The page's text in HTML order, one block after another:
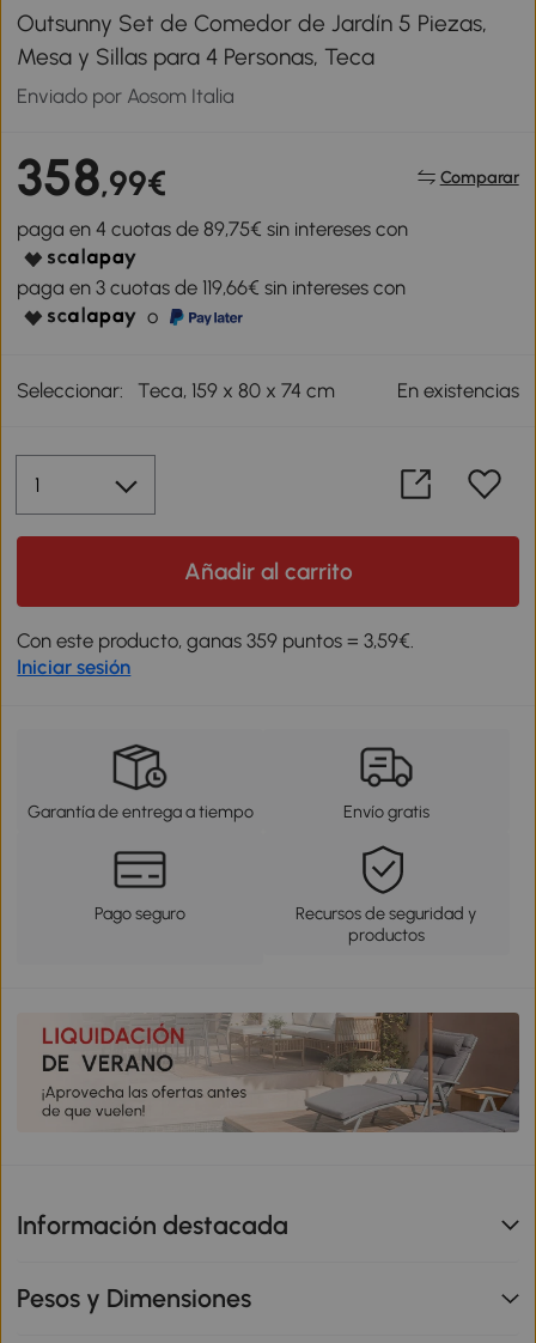
Outsunny Set de Comedor de Jardín 5 Piezas,
Mesa y Sillas para 4 Personas, Teca
Enviado por Aosom Italia
358,99€ Comparar
paga en 4 cuotas de 89,75€ sin intereses con
paga en 3 cuotas de 119,66€ sin intereses con
o
Seleccionar: Teca, 159 x 80 x 74 cm En existencias
Añadir al carrito
Con este producto, ganas 359 puntos = 3,59€.
Iniciar sesión
Garantía de entrega a tiempo Envío gratis
Pago seguro
Recursos de seguridad y
productos
Información destacada
Pesos y Dimensiones